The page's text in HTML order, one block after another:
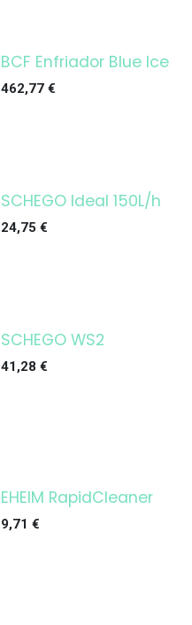
BCF Enfriador Blue Ice
462,77€
SCHEGO Ideal 150L/h
24,75 €
SCHEGO WS2
41,28 €
¡OFERTA!
EHEIM RapidCleaner
9,71 €